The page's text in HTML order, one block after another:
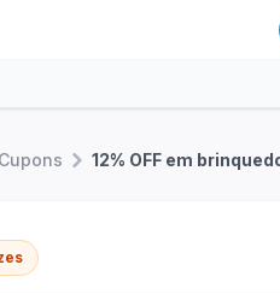
Cupons 12% OFF em